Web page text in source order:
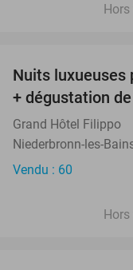
Nuits luxueuses
+ dégustation
Grand Hôtel Filippo
Niederbronn-les-
Vendu : 60